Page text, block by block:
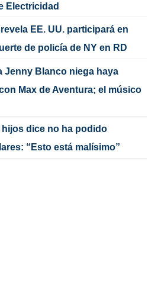
Electricidad
EE. UU. participará en
de policía de NY en RD
Jenny Blanco niega haya
Max de Aventura; el músico
hijos dice no ha podido
“Esto está malísimo”